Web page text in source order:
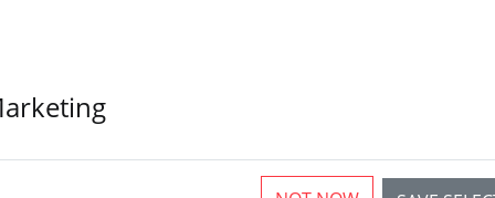
varusteet